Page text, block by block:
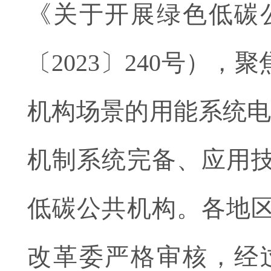
《关于开展绿色低
〔2023〕240号），
机构场景的用能系统
机制系统完备、应用
低碳公共机构。各地
改革委严格审核，经